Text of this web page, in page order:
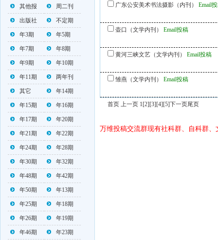
其他报 周二刊
出版社 不定期
年3期 年5期
年7期 年8期
年9期 年10期
年11期 两年刊
其它 年14期
年15期 年16期
年17期 年20期
年21期 年22期
年24期 年28期
年30期 年32期
年48期 年42期
年50期 年13期
年25期 年18期
年26期 年19期
年46期 年23期
广东公安美术书法摄影（内刊） Email
壶口（文学内刊） Email投稿
黄河三峡文艺（文学内刊） Email投稿
雏燕（文学内刊） Email投稿
首页 上一页 1[2][3][4][5]下一页尾页
万维投稿交流群现有社科群、自科群